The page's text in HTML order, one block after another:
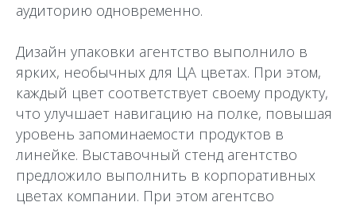
аудиторию одновременно.
Дизайн упаковки агентство выполнило в
ярких, необычных для ЦА цветах. При этом,
каждый цвет соответствует своему продукту,
что улучшает навигацию на полке, повышая
уровень запоминаемости продуктов в
линейке. Выставочный стенд агентство
предложило выполнить в корпоративных
цветах компании. При этом агентсво